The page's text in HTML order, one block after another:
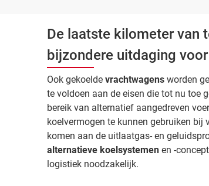
De laatste kilometer van
bijzondere uitdaging
Ook gekoelde vrachtwagens worden
te voldoen aan de eisen die tot nu toe
bereik van alternatief aangedreven
koelvermogen te kunnen gebruiken
komen aan de uitlaatgas- en
alternatieve koelsystemen en -
logistiek noodzakelijk.